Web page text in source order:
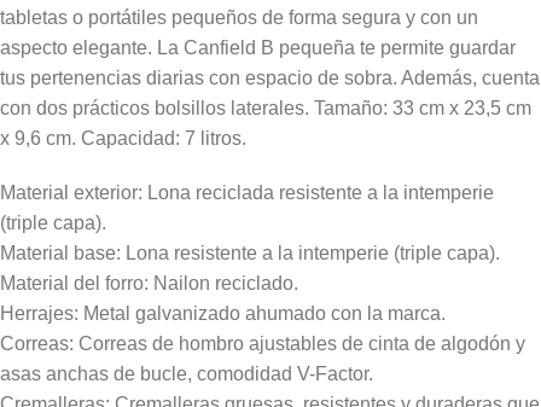
tabletas o portátiles pequeños de forma segura y con un
aspecto elegante. La Canfield B pequeña te permite guardar
tus pertenencias diarias con espacio de sobra. Además, cuenta
con dos prácticos bolsillos laterales. Tamaño: 33 cm x 23,5 cm
x 9,6 cm. Capacidad: 7 litros.
Material exterior: Lona reciclada resistente a la intemperie
(triple capa).
Material base: Lona resistente a la intemperie (triple capa).
Material del forro: Nailon reciclado.
Herrajes: Metal galvanizado ahumado con la marca.
Correas: Correas de hombro ajustables de cinta de algodón y
asas anchas de bucle, comodidad V-Factor.